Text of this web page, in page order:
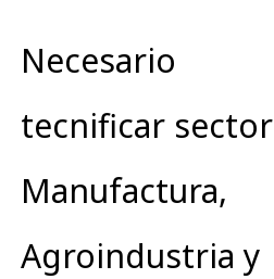
Necesario
tecnificar sector
Manufactura,
Agroindustria y